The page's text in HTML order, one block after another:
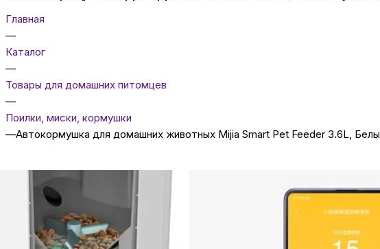
Главная
—
Каталог
—
Товары для домашних питомцев
—
Поилки, миски, кормушки
—Автокормушка для домашних животных Mijia Smart Pet Feeder 3.6L,